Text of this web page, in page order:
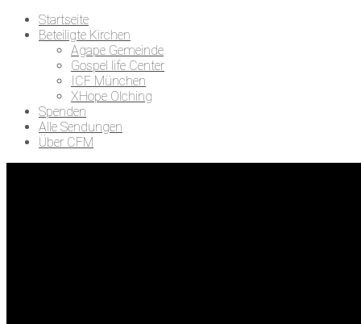
Startseite
Beteiligte Kirchen
Agape Gemeinde
Gospel life Center
ICF München
XHope Olching
Spenden
Alle Sendungen
Über CFM